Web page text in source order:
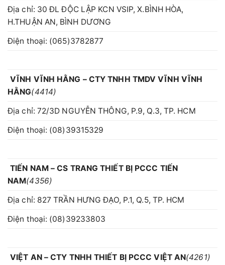
Địa chỉ: 30 ĐL ĐỘC LẬP KCN VSIP, X.BÌNH HÒA,
H.THUẬN AN, BÌNH DƯƠNG
Điện thoại: (065)3782877
VĨNH VĨNH HẰNG – CTY TNHH TMDV VĨNH VĨNH
HẰNG(4414)
Địa chỉ: 72/3D NGUYỄN THÔNG, P.9, Q.3, TP. HCM
Điện thoại: (08)39315329
TIẾN NAM – CS TRANG THIẾT BỊ PCCC TIẾN
NAM(4356)
Địa chỉ: 827 TRẦN HƯNG ĐẠO, P.1, Q.5, TP. HCM
Điện thoại: (08)39233803
VIỆT AN – CTY TNHH THIẾT BỊ PCCC VIỆT AN(4261)